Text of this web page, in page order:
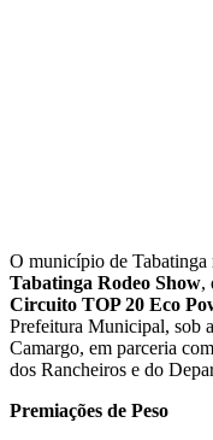
O município de Tabatinga
Tabatinga Rodeo Show,
Circuito TOP 20 Eco
Prefeitura Municipal, sob
Camargo, em parceria
dos Rancheiros e do
Premiações de Peso